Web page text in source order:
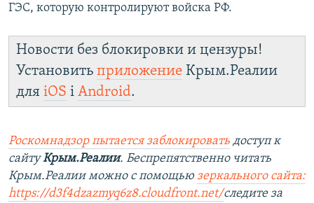
ГЭС, которую контролируют войска РФ.
Новости без блокировки и цензуры!
Установить приложение Крым.Реалии
для iOS і Android.
Роскомнадзор пытается заблокировать доступ к
сайтуКрым.Реалии. Беспрепятственно читать
Крым.Реалии можно с помощью зеркального сайта:
https://d3f4dzazmyq6z8.cloudfront.net/следите за